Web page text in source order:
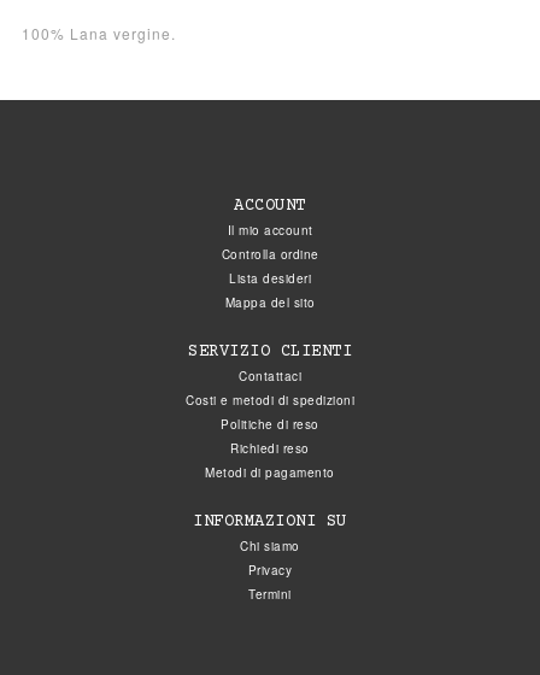
100% Lana vergine.
ACCOUNT
Il mio account
Controlla ordine
Lista desideri
Mappa del sito
SERVIZIO CLIENTI
Contattaci
Costi e metodi di spedizioni
Politiche di reso
Richiedi reso
Metodi di pagamento
INFORMAZIONI SU
Chi siamo
Privacy
Termini